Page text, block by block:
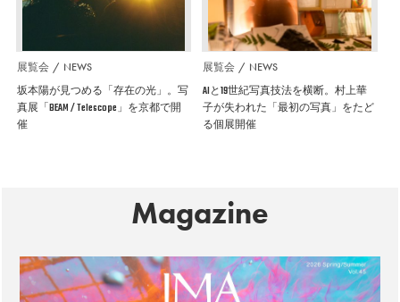
展覧会 NEWS
坂本陽が見つめる「存在の光」。写
真展「BEAM / Telescope」を京都で開
催
展覧会 NEWS
AIと19世紀写真技法を横断。村上華
子が失われた「最初の写真」をたど
る個展開催
Magazine